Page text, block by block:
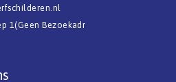
1(Geen Bezoekadr